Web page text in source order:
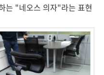
는 "네오스 의자"라는 표현